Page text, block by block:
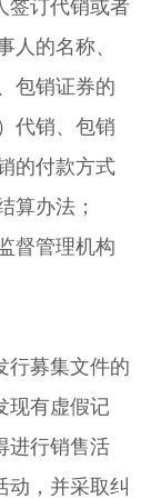
签订代销或者
人的名称、
包销证券的
代销、包销
的付款方式
算办法；
督管理机构
行募集文件的
现有虚假记
进行销售活
动，并采取纠